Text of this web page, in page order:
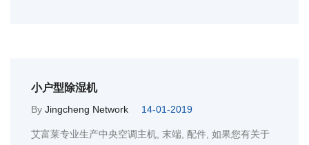
小户型除湿机
By Jingcheng Network 14-01-2019
艾富莱专业生产中央空调主机, 末端, 配件, 如果您有关于